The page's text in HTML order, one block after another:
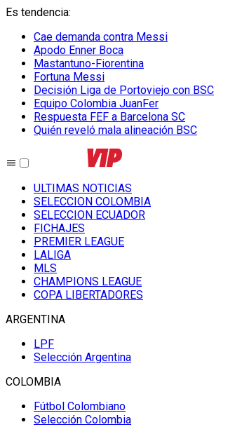
Es tendencia:
Cae demanda contra Messi
Apodo Enner Boca
Mastantuno-Fiorentina
Fortuna Messi
Decisión Liga de Portoviejo con BSC
Equipo Colombia JuanFer
Respuesta FEF a Barcelona SC
Quién reveló mala alineación BSC
ULTIMAS NOTICIAS
SELECCION COLOMBIA
SELECCION ECUADOR
FICHAJES
PREMIER LEAGUE
LALIGA
MLS
CHAMPIONS LEAGUE
COPA LIBERTADORES
ARGENTINA
LPF
Selección Argentina
COLOMBIA
Fútbol Colombiano
Selección Colombia